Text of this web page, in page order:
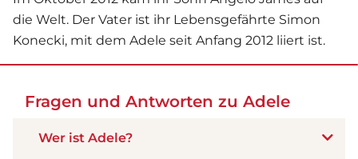
die Welt. Der Vater ist ihr Lebensgefährte Simon
Konecki, mit dem Adele seit Anfang 2012 liiert ist.
Fragen und Antworten zu Adele
Wer ist Adele?